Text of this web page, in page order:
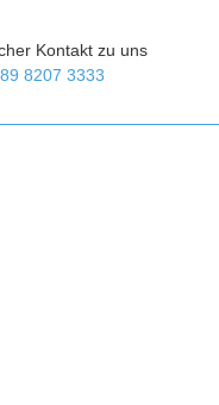
Kontakt zu uns
8207 3333